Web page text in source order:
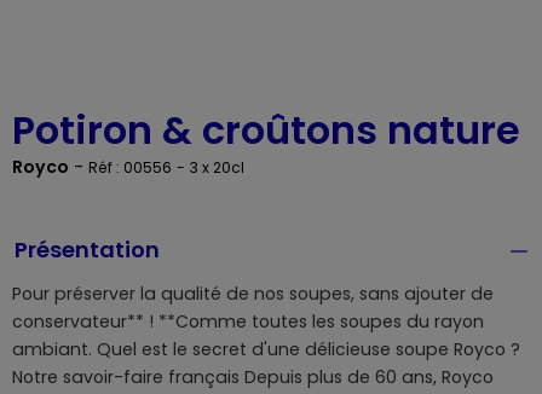
Potiron & croûtons nature
Royco - Réf : 00556 - 3 x 20cl
Présentation
Pour préserver la qualité de nos soupes, sans ajouter de
conservateur** ! **Comme toutes les soupes du rayon
ambiant. Quel est le secret d'une délicieuse soupe Royco ?
Notre savoir-faire français Depuis plus de 60 ans, Royco